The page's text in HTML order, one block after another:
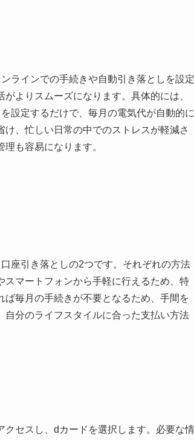
ラインでの手続きや自動引き落としを設定
よりスムーズになります。具体的には、
設定するだけで、毎月の電気代が自動的に
、忙しい日常の中でのストレスが軽減さ
も容易になります。
座引き落としの2つです。それぞれの方法
マートフォンから手軽に行えるため、特
毎月の手続きが不要となるため、手間を
分のライフスタイルに合った支払い方法
セスし、dカードを選択します。必要な情